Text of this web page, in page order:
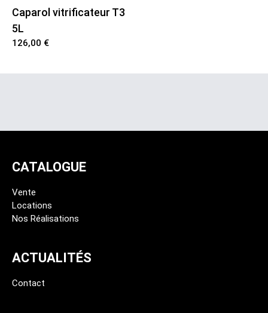
Caparol vitrificateur T3
5L
126,00 €
CATALOGUE
Vente
Locations
Nos Réalisations
ACTUALITÉS
Contact